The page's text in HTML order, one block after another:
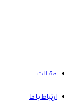
مقالات
ارتباط با ما